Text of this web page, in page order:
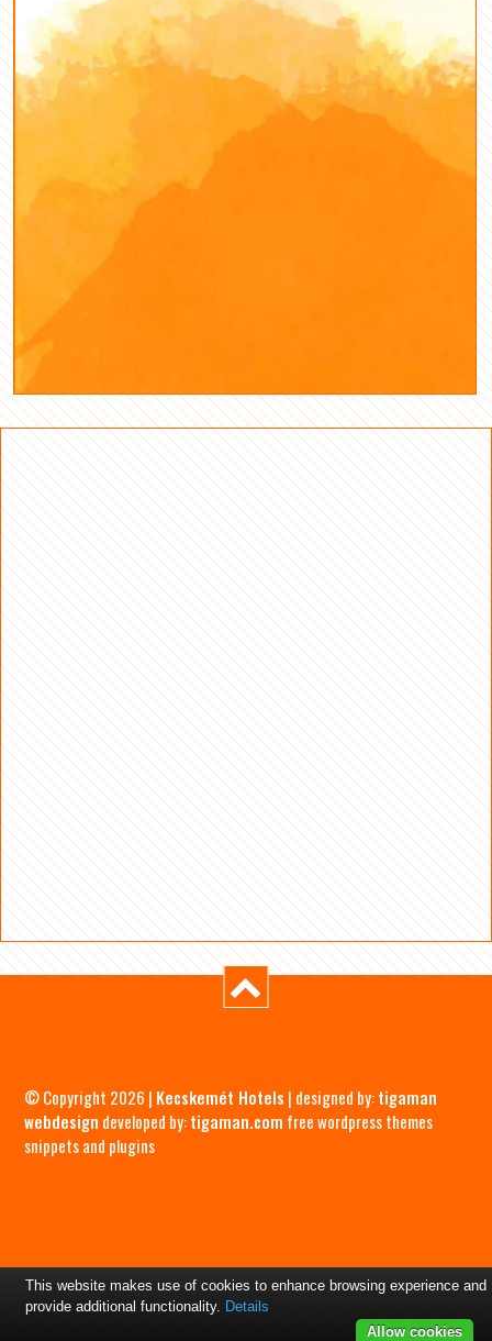
© Copyright 2026 | Kecskemét Hotels | designed by:tigaman
webdesign developed by:tigaman.com free wordpress themes
snippets and plugins
This website makes use of cookies to enhance browsing experience and
provide additional functionality. Details
Allow cookies